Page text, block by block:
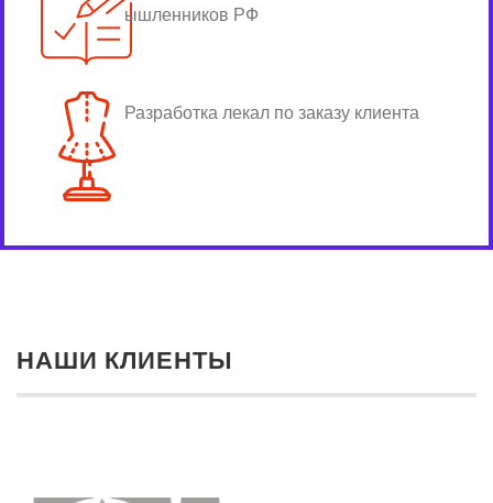
ышленников РФ
Разработка лекал по заказу клиента
НАШИ КЛИЕНТЫ